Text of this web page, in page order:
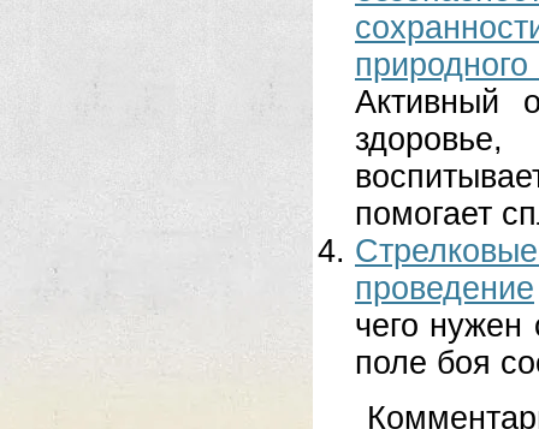
Активный
помогает
проведение
чего нужен
поле боя